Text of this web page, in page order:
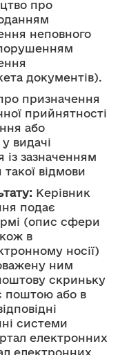
про
неповного
документів).
призначення
прийнятності
або
видачі
із зазначенням
відмови
Керівник
подає
(опис сфери
в
носії)
ним
скриньку
поштою або в
системи
електронних
електронних